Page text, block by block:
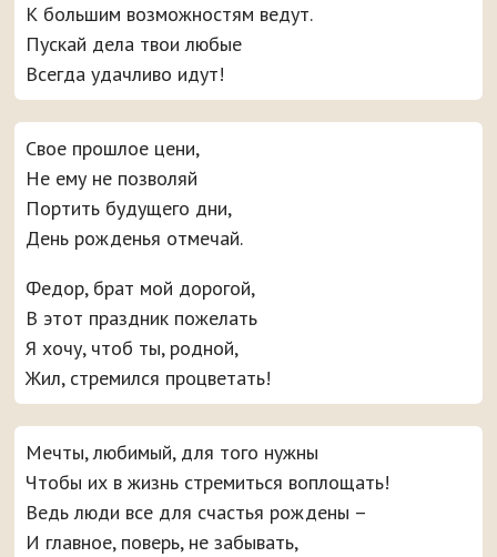
К большим возможностям ведут.
Пускай дела твои любые
Всегда удачливо идут!
Свое прошлое цени,
Не ему не позволяй
Портить будущего дни,
День рожденья отмечай.
Федор, брат мой дорогой,
В этот праздник пожелать
Я хочу, чтоб ты, родной,
Жил, стремился процветать!
Мечты, любимый, для того нужны
Чтобы их в жизнь стремиться воплощать!
Ведь люди все для счастья рождены –
И главное, поверь, не забывать,